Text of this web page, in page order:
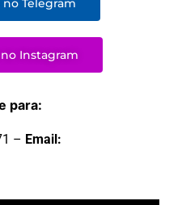
no Telegram
Instagram
para:
– Email: